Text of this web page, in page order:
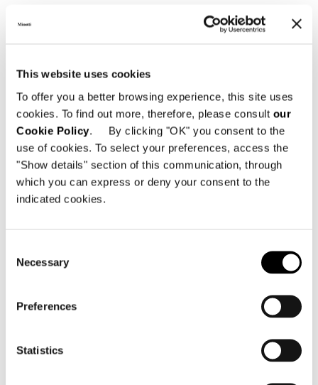
This website uses cookies
To offer you a better browsing experience, this site uses
cookies. To find out more, therefore, please consult our
Cookie Policy. By clicking "OK" you consent to the
use of cookies. To select your preferences, access the
"Show details" section of this communication, through
which you can express or deny your consent to the
indicated cookies.
Selection
Necessary
Preferences
Statistics